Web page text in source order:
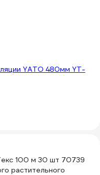
YATO 480мм YT-
100 м 30 шт 70739
растительного